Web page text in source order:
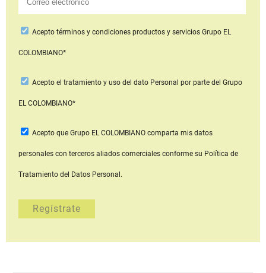
Aceptotérminos y condiciones productos y serviciosGrupo EL
COLOMBIANO*
Acepto el tratamiento y uso del dato Personal por parte del Grupo
EL COLOMBIANO*
Acepto que Grupo EL COLOMBIANOcomparta mis datos
personales con terceros aliados comerciales conforme su Política de
Tratamiento del Datos Personal.